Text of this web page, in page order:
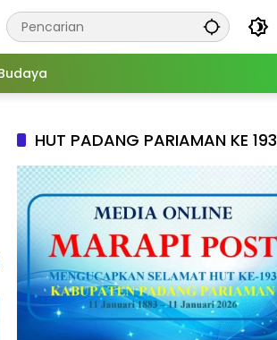
HUT PADANG PARIAMAN KE 193